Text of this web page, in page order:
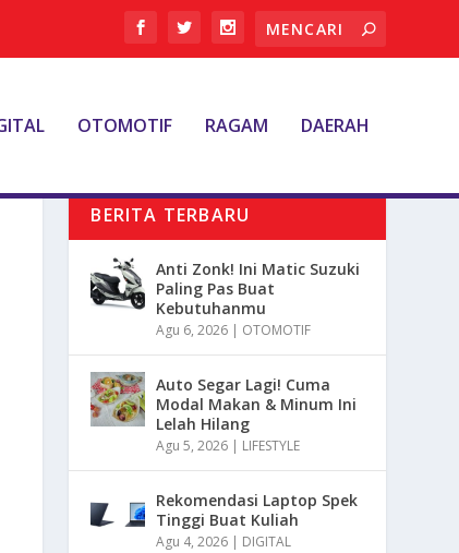
OTOMOTIF RAGAM DAERAH
BERITA TERBARU
Anti Zonk! Ini Matic Suzuki
Paling Pas Buat
Kebutuhanmu
Agu 6, 2026 | OTOMOTIF
Auto Segar Lagi! Cuma
Modal Makan & Minum Ini
Lelah Hilang
Agu 5, 2026 | LIFESTYLE
Rekomendasi Laptop Spek
Tinggi Buat Kuliah
Agu 4, 2026 | DIGITAL